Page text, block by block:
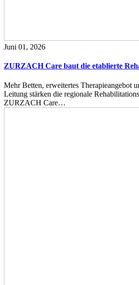
Juni 01, 2026
ZURZACH Care baut die etablierte
Mehr Betten, erweitertes Therapieangebot
Leitung stärken die regionale
ZURZACH Care…